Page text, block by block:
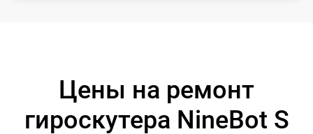
Цены на ремонт
гироскутера NineBot S